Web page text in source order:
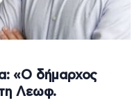
«Ο δήμαρχος
Λεωφ.